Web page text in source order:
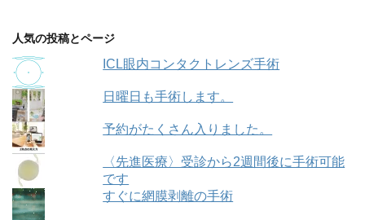
人気の投稿とページ
ICL眼内コンタクトレンズ手術
日曜日も手術します。
予約がたくさん入りました。
〈先進医療〉受診から2週間後に手術可能
です
すぐに網膜剥離の手術